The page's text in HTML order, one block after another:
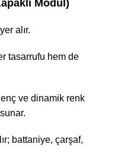
Modül)
alır.
tasarrufu hem de
ve dinamik renk
battaniye, çarşaf,